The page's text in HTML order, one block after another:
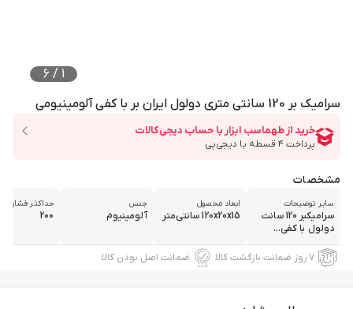
1
/
6
سرامیک بر 120 سانتی متری دولول ایران بر با کفی آلومینیومی
مشخصات
سایر توضیحات
سرامیکبر 120 سانت
دولول با کفی...
ابعاد محصول
120x20x15 سانتی‌متر
جنس
آلومینیوم
حداکثر فشار
200
۷ روز ضمانت بازگشت کالا ضمانت اصل بودن کالا